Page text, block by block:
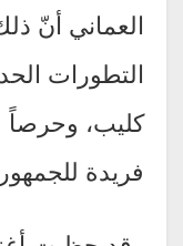
العماني أنّ
التطورات
كليب، وحرصاً
فريدة